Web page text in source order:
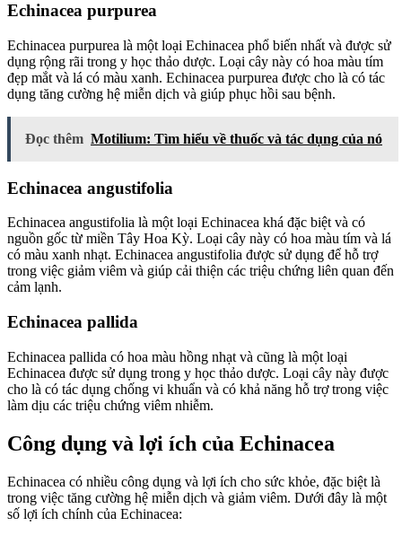
Echinacea purpurea
Echinacea purpurea là một loại Echinacea phổ biến nhất và được sử
dụng rộng rãi trong y học thảo dược. Loại cây này có hoa màu tím
đẹp mắt và lá có màu xanh. Echinacea purpurea được cho là có tác
dụng tăng cường hệ miễn dịch và giúp phục hồi sau bệnh.
Đọc thêm Motilium: Tìm hiểu về thuốc và tác dụng của nó
Echinacea angustifolia
Echinacea angustifolia là một loại Echinacea khá đặc biệt và có
nguồn gốc từ miền Tây Hoa Kỳ. Loại cây này có hoa màu tím và lá
có màu xanh nhạt. Echinacea angustifolia được sử dụng để hỗ trợ
trong việc giảm viêm và giúp cải thiện các triệu chứng liên quan đến
cảm lạnh.
Echinacea pallida
Echinacea pallida có hoa màu hồng nhạt và cũng là một loại
Echinacea được sử dụng trong y học thảo dược. Loại cây này được
cho là có tác dụng chống vi khuẩn và có khả năng hỗ trợ trong việc
làm dịu các triệu chứng viêm nhiễm.
Công dụng và lợi ích của Echinacea
Echinacea có nhiều công dụng và lợi ích cho sức khỏe, đặc biệt là
trong việc tăng cường hệ miễn dịch và giảm viêm. Dưới đây là một
số lợi ích chính của Echinacea: